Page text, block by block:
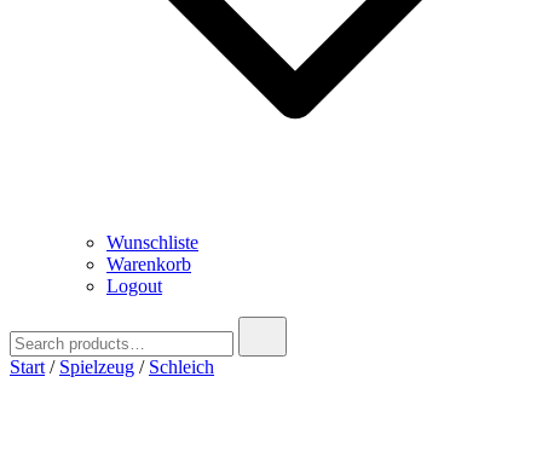
Wunschliste
Warenkorb
Logout
for:
Start / Spielzeug / Schleich